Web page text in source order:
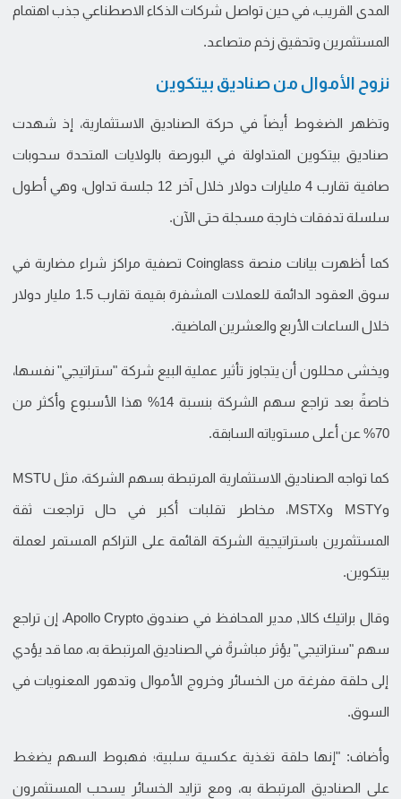
المدى القريب، في حين تواصل شركات الذكاء الاصطناعي جذب اهتمام
المستثمرين وتحقيق زخم متصاعد.
نزوح الأموال من صناديق بيتكوين
وتظهر الضغوط أيضاً في حركة الصناديق الاستثمارية، إذ شهدت
صناديق بيتكوين المتداولة في البورصة بالولايات المتحدة سحوبات
صافية تقارب 4 مليارات دولار خلال آخر 12 جلسة تداول، وهي أطول
سلسلة تدفقات خارجة مسجلة حتى الآن.
كما أظهرت بيانات منصة Coinglass تصفية مراكز شراء مضاربة في
سوق العقود الدائمة للعملات المشفرة بقيمة تقارب 1.5 مليار دولار
خلال الساعات الأربع والعشرين الماضية.
ويخشى محللون أن يتجاوز تأثير عملية البيع شركة "ستراتيجي" نفسها،
خاصةً بعد تراجع سهم الشركة بنسبة 14% هذا الأسبوع وأكثر من
70% عن أعلى مستوياته السابقة.
كما تواجه الصناديق الاستثمارية المرتبطة بسهم الشركة، مثل MSTU
وMSTY وMSTX، مخاطر تقلبات أكبر في حال تراجعت ثقة
المستثمرين باستراتيجية الشركة القائمة على التراكم المستمر لعملة
بيتكوين.
وقال براتيك كالا, مدير المحافظ في صندوق Apollo Crypto، إن تراجع
سهم "ستراتيجي" يؤثر مباشرةً في الصناديق المرتبطة به، مما قد يؤدي
إلى حلقة مفرغة من الخسائر وخروج الأموال وتدهور المعنويات في
السوق.
وأضاف: "إنها حلقة تغذية عكسية سلبية؛ فهبوط السهم يضغط
على الصناديق المرتبطة به، ومع تزايد الخسائر يسحب المستثمرون